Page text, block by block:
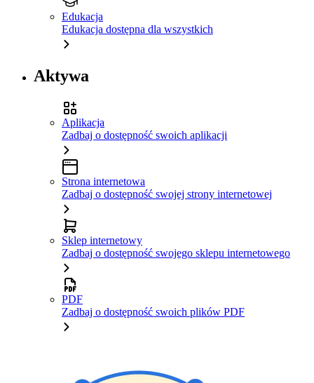
Edukacja
Edukacja dostępna dla wszystkich
Aktywa
Aplikacja
Zadbaj o dostępność swoich aplikacji
Strona internetowa
Zadbaj o dostępność swojej strony internetowej
Sklep internetowy
Zadbaj o dostępność swojego sklepu internetowego
PDF
Zadbaj o dostępność swoich plików PDF